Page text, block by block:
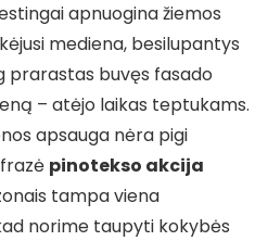
apnuogina žiemos
mediena, besilupantys
prarastas buvęs fasado
– atėjo laikas teptukams.
apsauga nėra pigi
pinotekso akcija
tampa viena
norime taupyti kokybės